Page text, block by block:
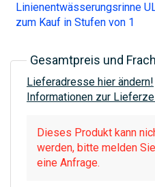
Linienentwässerungsrinne
zum Kauf in Stufen von 1
Gesamtpreis und
Lieferadresse hier ändern!
Informationen zur
Dieses Produkt kann
werden, bitte melden
eine Anfrage.